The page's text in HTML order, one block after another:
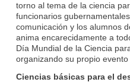
torno al tema de la ciencia
funcionarios
comunicación y los alumnos
anima encarecidamente a
Día Mundial de la Ciencia
organizando su propio evento
Ciencias básicas para el